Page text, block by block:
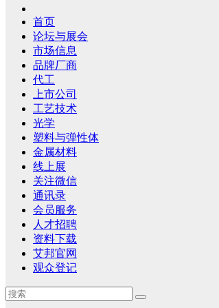
首页
论坛与展会
市场信息
品牌厂商
代工
上市公司
工艺技术
光学
塑料与弹性体
金属材料
线上展
关注微信
通讯录
会员服务
人才招聘
资料下载
艾邦官网
观众登记